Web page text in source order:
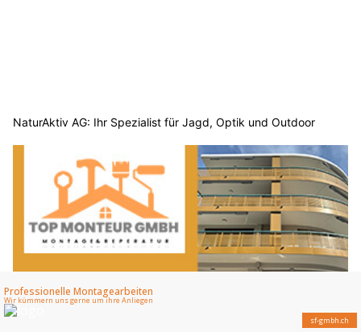
NaturAktiv AG: Ihr Spezialist für Jagd, Optik und Outdoor
Reinigungsservice aus einer Hand